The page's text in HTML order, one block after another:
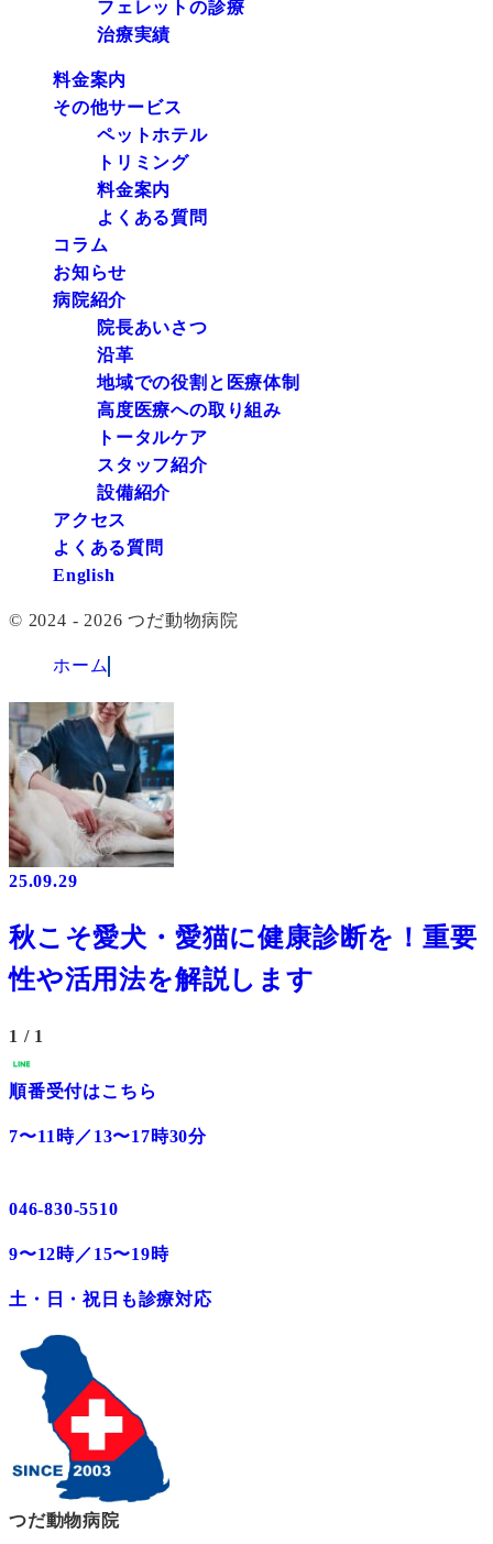
フェレットの診療
治療実績
料金案内
その他サービス
ペットホテル
トリミング
料金案内
よくある質問
コラム
お知らせ
病院紹介
院長あいさつ
沿革
地域での役割と医療体制
高度医療への取り組み
トータルケア
スタッフ紹介
設備紹介
アクセス
よくある質問
English
© 2024 - 2026 つだ動物病院
ホーム
25.09.29
秋こそ愛犬・愛猫に健康診断を！重要
性や活用法を解説します
1 / 1
順番受付はこちら
7〜11時／13〜17時30分
046-830-5510
9〜12時／15〜19時
土・日・祝日も診療対応
つだ動物病院